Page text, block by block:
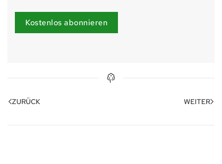
Kostenlos abonnieren
ZURÜCK WEITER